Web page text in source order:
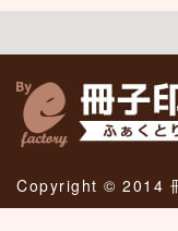
Copyright © 2014